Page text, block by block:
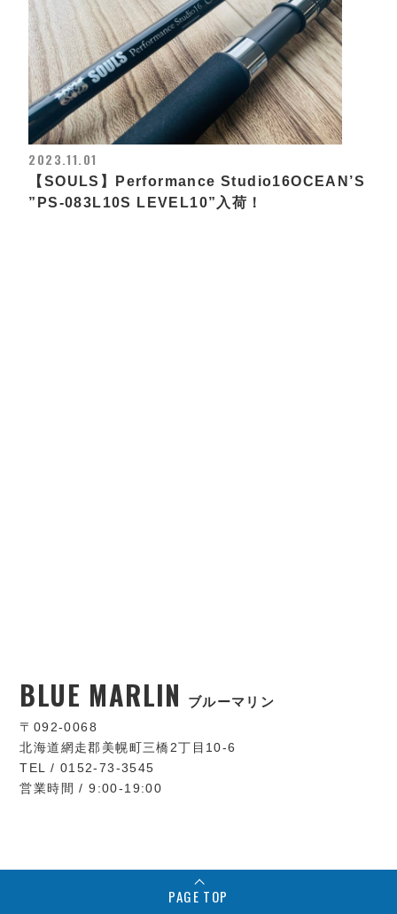
2023.11.01
【SOULS】Performance Studio16OCEAN’S
”PS-083L10S LEVEL10”入荷！
BLUE MARLIN ブルーマリン
〒092-0068
北海道網走郡美幌町三橋2丁目10-6
TEL / 0152-73-3545
営業時間 / 9:00-19:00
PAGE TOP